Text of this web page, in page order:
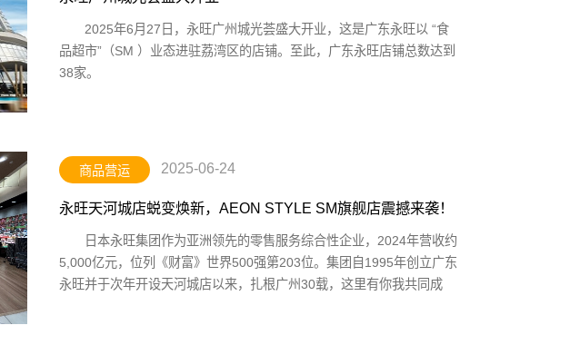
2025年6月27日，永旺广州城光荟盛大开业，这是广东永旺以 “食
品超市”（SM ）业态进驻荔湾区的店铺。至此，广东永旺店铺总数达到
38家。
商品营运 2025-06-24
永旺天河城店蜕变焕新，AEON STYLE SM旗舰店震撼来袭！
日本永旺集团作为亚洲领先的零售服务综合性企业，2024年营收约
5,000亿元，位列《财富》世界500强第203位。集团自1995年创立广东
永旺并于次年开设天河城店以来，扎根广州30载，这里有你我共同成